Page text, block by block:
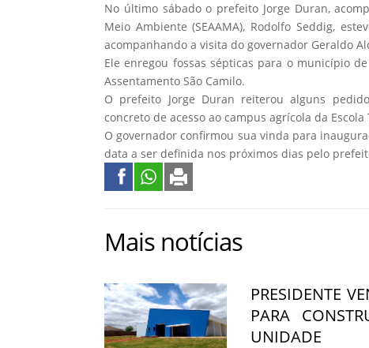
No último sábado o prefeito Jorge Duran,
Meio Ambiente (SEAAMA), Rodolfo Seddig,
acompanhando a visita do governador Geraldo
Ele enregou fossas sépticas para o município
Assentamento São Camilo.
O prefeito Jorge Duran reiterou alguns
concreto de acesso ao campus agrícola da Escola
O governador confirmou sua vinda para
data a ser definida nos próximos dias pelo
Mais notícias
PRESIDENTE
PARA
UNIDADE